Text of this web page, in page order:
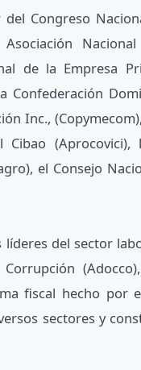
Congreso
de la Empresa
Confederación
Inc.,
(Aprocovici),
el Consejo
del sector
fiscal hecho por
sectores y